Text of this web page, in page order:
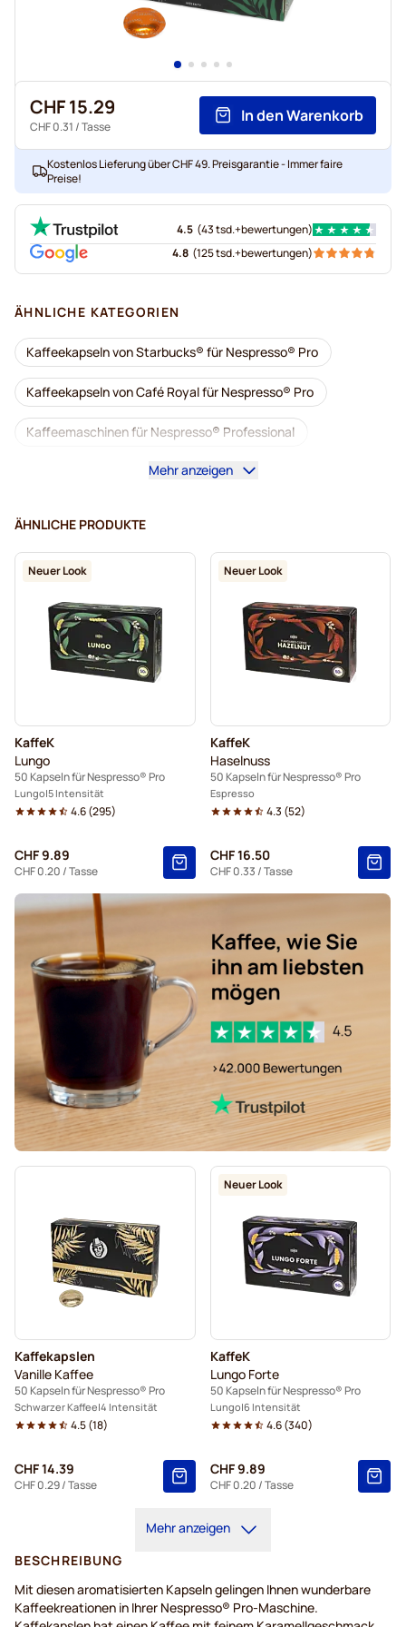
CHF 15.29
CHF 0.31 / Tasse
In den Warenkorb
Kostenlos Lieferung über CHF 49. Preisgarantie - Immer faire
Preise!
4.5 (43 tsd.+bewertungen)
4.8 (125 tsd.+bewertungen)
ÄHNLICHE KATEGORIEN
Kaffeekapseln von Starbucks® für Nespresso® Pro
Kaffeekapseln von Café Royal für Nespresso® Pro
Kaffeemaschinen für Nespresso® Professional
Zubehör für Nespresso® Professional
Entkalkung und Reinigung für Nespresso® Pro
Kapseln von Gimoka für Nespresso® Pro
Kaffeekapseln für NEspresso® pro
Kaffekapslen für Nespresso® Professional
Mehr anzeigen
ÄHNLICHE PRODUKTE
Neuer Look
KaffeK
Lungo
50 Kapseln für Nespresso® Pro
Lungo 5 Intensität
4.6(295)
CHF 9.89
CHF 0.20 / Tasse
Neuer Look
KaffeK
Haselnuss
50 Kapseln für Nespresso® Pro
Espresso
4.3 (52)
CHF 16.50
CHF 0.33 / Tasse
Kaffekapslen
Vanille Kaffee
50 Kapseln für Nespresso® Pro
Schwarzer Kaffee 4 Intensität
4.5(18)
CHF 14.39
CHF 0.29/ Tasse
Neuer Look
KaffeK
Lungo Forte
50 Kapseln für Nespresso® Pro
Lungo 6 Intensität
4.6(340)
CHF 9.89
CHF 0.20 / Tasse
Mehr anzeigen
BESCHREIBUNG
Mit diesen aromatisierten Kapseln gelingen Ihnen wunderbare
Kaffeekreationen in Ihrer Nespresso® Pro-Maschine.